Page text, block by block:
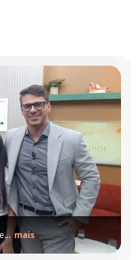
"Você
Bem
Melhor"
apresenta
mais
um
q...
mais